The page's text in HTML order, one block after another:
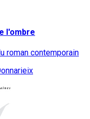
l'ombre
roman contemporain